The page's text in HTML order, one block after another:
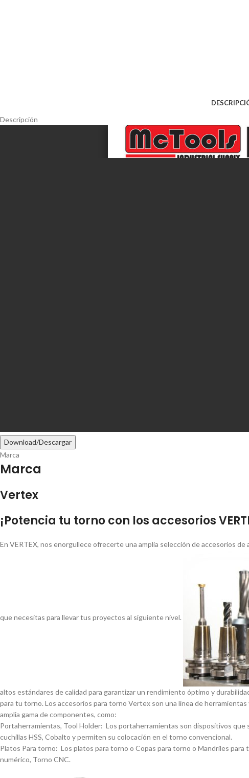
Descripción
Download/Descargar
Marca
Marca
Vertex
¡Potencia tu torno con los accesorios
En VERTEX, nos enorgullece ofrecerte una amplia selección de accesorios
que necesitas para llevar tus proyectos al siguiente nivel.
altos estándares de calidad para garantizar un rendimiento óptimo y
para tu torno. Los accesorios para torno Vertex son una lí­nea de
amplia gama de componentes, como:
Portaherramientas, Tool Holder: Los portaherramientas son dispositivos
cuchillas HSS, Cobalto y permiten su colocación en el torno convencional.
Platos Para torno: Los platos para torno o Copas para torno o Mandriles
numérico, Torno CNC.